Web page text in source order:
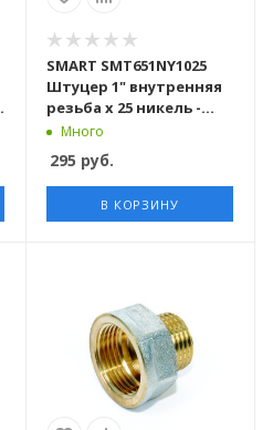
SMART SMT651NY1025
Штуцер 1" внутренняя
резьба х 25 никель -
желтый, 80 штук в
упаковке
Много
295 руб.
В КОРЗИНУ